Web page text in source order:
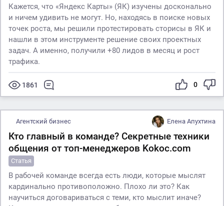
Кажется, что «Яндекс Карты» (ЯК) изучены досконально
и ничем удивить не могут. Но, находясь в поиске новых
точек роста, мы решили протестировать сторисы в ЯК и
нашли в этом инструменте решение своих проектных
задач. А именно, получили +80 лидов в месяц и рост
трафика.
1861 0
Агентский бизнес Елена Апухтина
Кто главный в команде? Секретные техники
общения от топ-менеджеров Kokoc.com
Статья
В рабочей команде всегда есть люди, которые мыслят
кардинально противоположно. Плохо ли это? Как
научиться договариваться с теми, кто мыслит иначе?